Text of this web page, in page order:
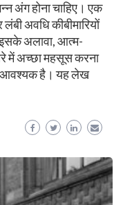
अंग होना चाहिए। एक
अवधि कीबीमारियों
अलावा, आत्म-
में अच्छा महसूस करना
आवश्यक है। यह लेख